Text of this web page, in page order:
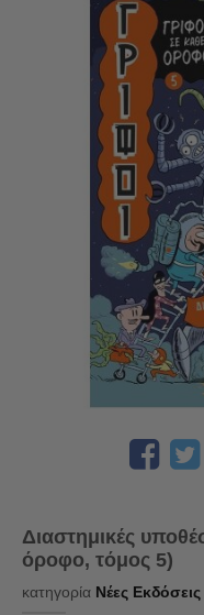
Διαστημικές
όροφο, τόμος 5)
κατηγορία Νέες Εκδόσεις